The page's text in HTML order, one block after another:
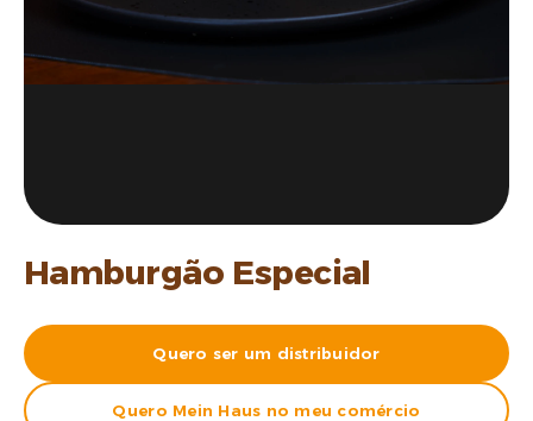
Hamburgão Especial
Quero ser um distribuidor
Quero Mein Haus no meu comércio